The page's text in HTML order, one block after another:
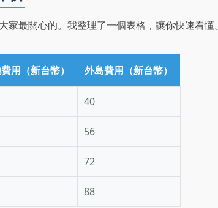
家最關心的。我整理了一個表格，讓你快速看懂。
用（新台幣） 外島費用（新台幣）
40
56
72
88